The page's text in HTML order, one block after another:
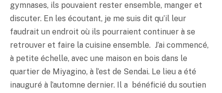
gymnases, ils pouvaient rester ensemble, manger et
discuter. En les écoutant, je me suis dit qu’il leur
faudrait un endroit où ils pourraient continuer à se
retrouver et faire la cuisine ensemble. J’ai commencé,
à petite échelle, avec une maison en bois dans le
quartier de Miyagino, à l’est de Sendai. Le lieu a été
inauguré à l’automne dernier. Il a bénéficié du soutien